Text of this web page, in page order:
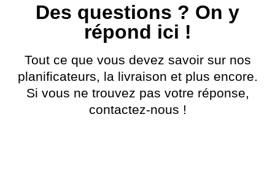
Des questions ? On y
répond ici !
Tout ce que vous devez savoir sur nos
planificateurs, la livraison et plus encore.
Si vous ne trouvez pas votre réponse,
contactez-nous !